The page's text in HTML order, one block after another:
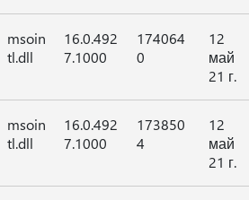
msoin
tl.dll
16.0.492
7.1000
174064
0
12
май
21 г.
msoin
tl.dll
16.0.492
7.1000
173850
4
12
май
21 г.